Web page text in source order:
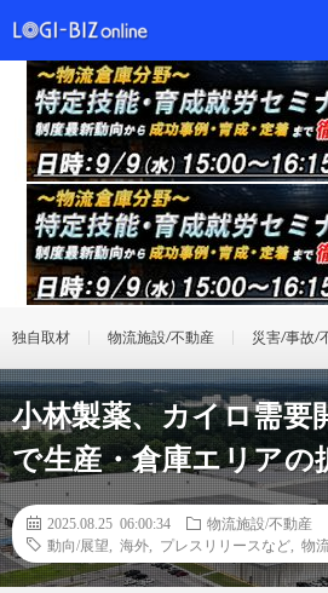
独自取材 物流施設/不動産 災害/事故/
小林製薬、カイロ需要
で生産・倉庫エリアの
2025.08.25 06:00:34
物流施設/不動産
動向/展望
海外 プレスリリースなど 物